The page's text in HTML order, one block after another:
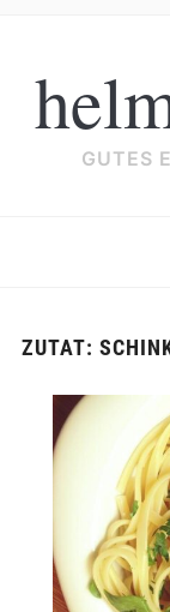
GUTES
ZUTAT: